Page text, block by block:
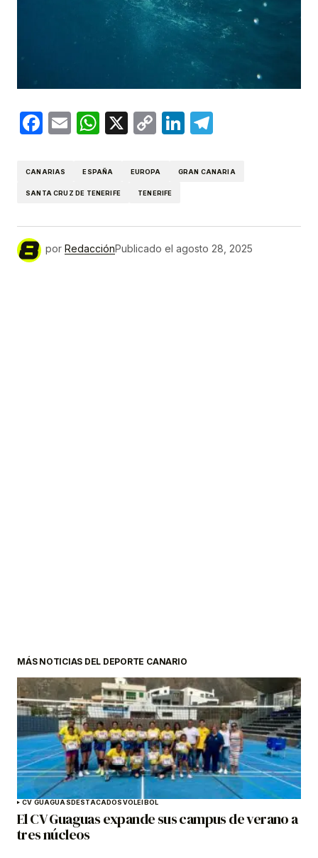
Facebook
EmailWhatsApp
X
CopyLinkedIn
CANARIAS ESPAÑA EUROPA GRAN CANARIA
SANTA CRUZ DE TENERIFE TENERIFE
por RedacciónPublicado el agosto 28, 2025
MÁS NOTICIAS DEL DEPORTE CANARIO
CV GUAGUASDESTACADOSVOLEIBOL
El CV Guaguas expande sus campus de verano a
tres núcleos